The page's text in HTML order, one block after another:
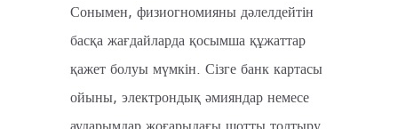
Сонымен, физиогномияны дәлелдейтін
басқа жағдайларда қосымша құжаттар
қажет болуы мүмкін. Сізге банк картасы
ойыны, электрондық әмияндар немесе